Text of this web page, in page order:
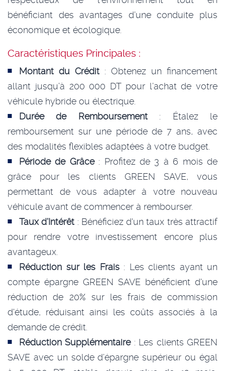
bénéficiant des avantages d’une conduite plus
économique et écologique.
Caractéristiques Principales :
Montant du Crédit: Obtenez un financement
allant jusqu’à 200 000 DT pour l’achat de votre
véhicule hybride ou électrique.
Durée de Remboursement: Étalez le
remboursement sur une période de 7 ans, avec
des modalités flexibles adaptées à votre budget.
Période de Grâce: Profitez de 3 à 6 mois de
grâce pour les clients GREEN SAVE, vous
permettant de vous adapter à votre nouveau
véhicule avant de commencer à rembourser.
Taux d’Intérêt: Bénéficiez d'un taux très attractif
pour rendre votre investissement encore plus
avantageux.
Réduction sur les Frais: Les clients ayant un
compte épargne GREEN SAVE bénéficient d'une
réduction de 20% sur les frais de commission
d'étude, réduisant ainsi les coûts associés à la
demande de crédit.
Réduction Supplémentaire: Les clients GREEN
SAVE avec un solde d’épargne supérieur ou égal